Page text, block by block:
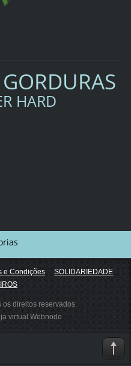
HARD
e Condições
SOLIDARIEDADE
direitos reservados.
virtual Webnode